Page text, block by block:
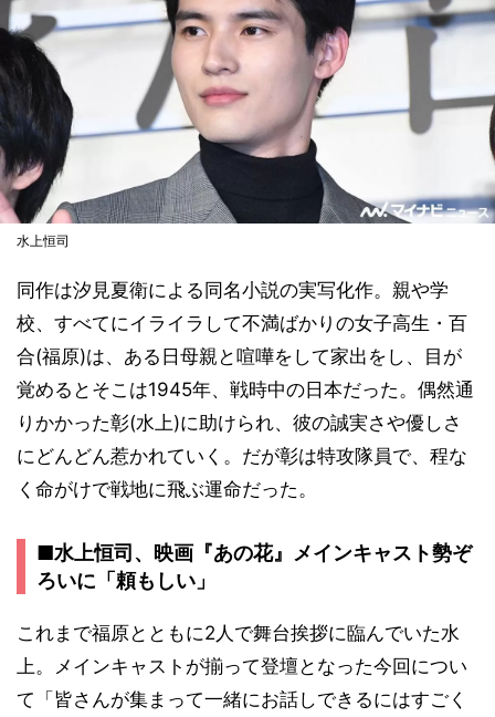
水上恒司
同作は汐見夏衛による同名小説の実写化作。親や学
校、すべてにイライラして不満ばかりの女子高生・百
合(福原)は、ある日母親と喧嘩をして家出をし、目が
覚めるとそこは1945年、戦時中の日本だった。偶然通
りかかった彰(水上)に助けられ、彼の誠実さや優しさ
にどんどん惹かれていく。だが彰は特攻隊員で、程な
く命がけで戦地に飛ぶ運命だった。
■水上恒司、映画『あの花』メインキャスト勢ぞ
ろいに「頼もしい」
これまで福原とともに2人で舞台挨拶に臨んでいた水
上。メインキャストが揃って登壇となった今回につい
て「皆さんが集まって一緒にお話しできるにはすごく